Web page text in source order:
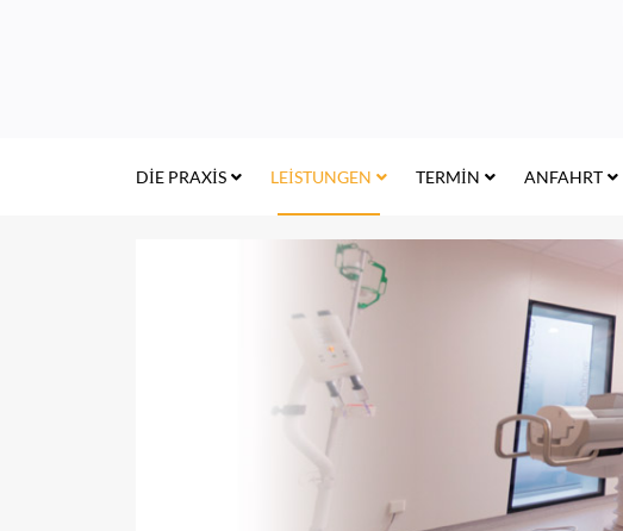
DIE PRAXIS LEISTUNGEN TERMIN ANFAHRT